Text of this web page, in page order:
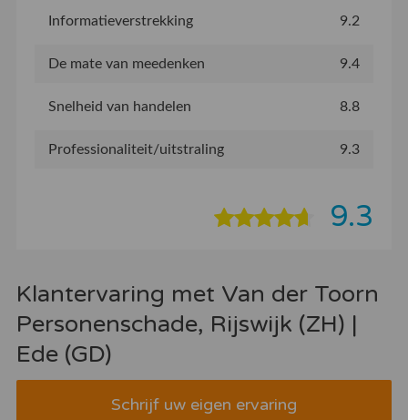
Informatieverstrekking 9.2
De mate van meedenken 9.4
Snelheid van handelen 8.8
Professionaliteit/uitstraling 9.3
9.3
Klantervaring met Van der Toorn
Personenschade, Rijswijk (ZH) |
Ede (GD)
Schrijf uw eigen ervaring